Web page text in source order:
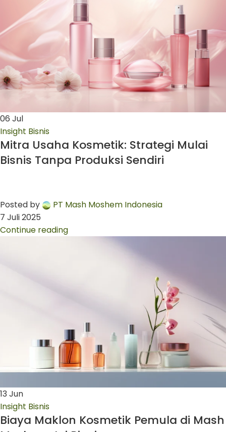
06 Jul
Insight Bisnis
Mitra Usaha Kosmetik: Strategi Mulai
Bisnis Tanpa Produksi Sendiri
Posted by
PT Mash Moshem Indonesia
7 Juli 2025
Continue reading
13 Jun
Insight Bisnis
Biaya Maklon Kosmetik Pemula di Mash